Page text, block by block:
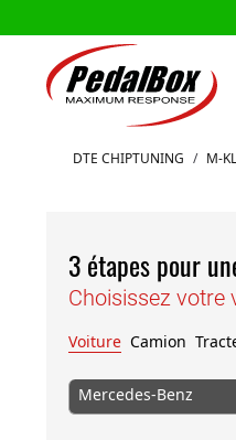
Aller au contenu
DTE CHIPTUNING / M-
3 étapes pour
Choisissez votre
Voiture Camion
Mercedes-Benz